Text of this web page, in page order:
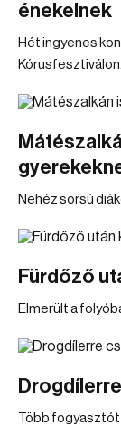
énekelnek
Hét ingyenes
Kórusfesztiválon.
Nehéz sorsú
Fürdőző
Elmerült a
Több